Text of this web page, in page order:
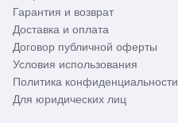
Гарантия и возврат
Доставка и оплата
Договор публичной оферты
Условия использования
Политика конфиденциальности
Для юридических лиц